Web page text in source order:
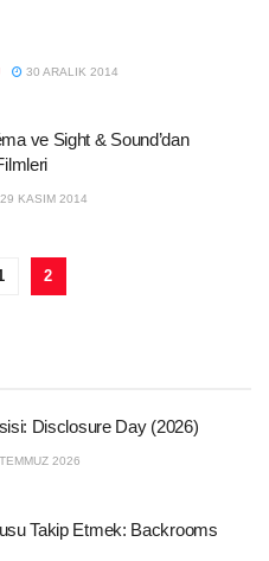
30 ARALIK 2014
ve Sight & Sound’dan
29 KASIM 2014
2
Disclosure Day (2026)
2026
Takip Etmek: Backrooms